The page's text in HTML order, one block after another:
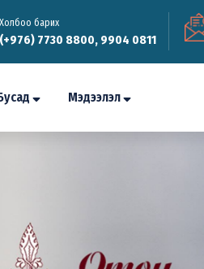
Холбоо барих
(+976) 7730 8800, 9904 0811
Мэдээлэл